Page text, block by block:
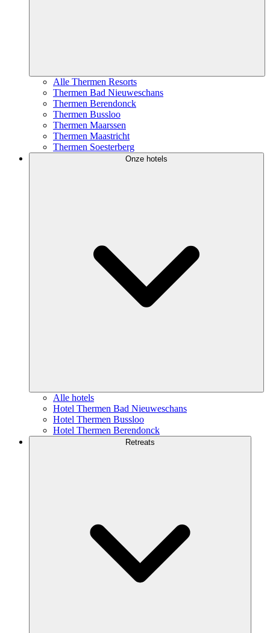
Alle Thermen Resorts
Thermen Bad Nieuweschans
Thermen Berendonck
Thermen Bussloo
Thermen Maarssen
Thermen Maastricht
Thermen Soesterberg
Onze hotels
Alle hotels
Hotel Thermen Bad Nieuweschans
Hotel Thermen Bussloo
Hotel Thermen Berendonck
Retreats